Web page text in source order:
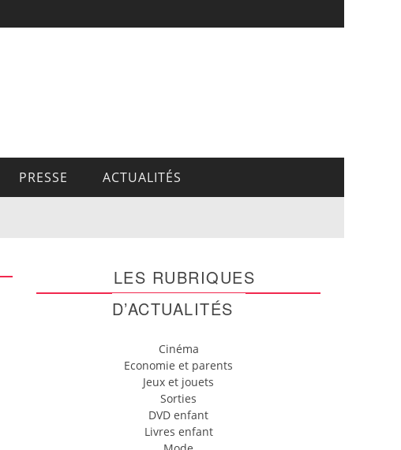
PRESSE ACTUALITÉS
LES RUBRIQUES
D’ACTUALITÉS
Cinéma
Economie et parents
Jeux et jouets
Sorties
DVD enfant
Livres enfant